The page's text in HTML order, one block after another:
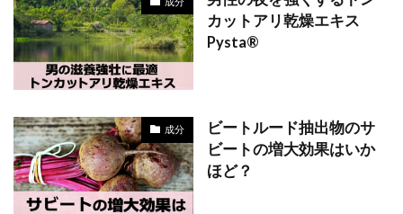
カットアリ乾燥エキス
Pysta®
成分
ビートルード抽出物のサ
ビートの増大効果はいか
ほど？